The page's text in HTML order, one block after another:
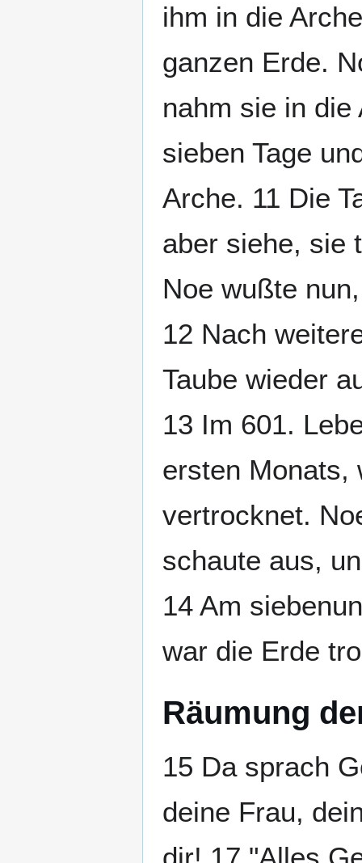
ihm in die
ganzen Erde.
nahm sie in
sieben Tage
Arche. 11 Die
aber siehe, sie
Noe wußte
12 Nach
Taube wieder
13 Im 601.
ersten Monats,
vertrocknet.
schaute aus,
14 Am
war die Erde
Räumung
15 Da sprach
deine Frau,
dir! 17 "Alles